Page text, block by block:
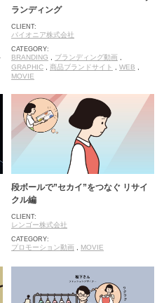
ランディング
CLIENT:
パイオニア株式会社
CATEGORY:
BRANDING ブランディング動画
GRAPHIC
商品ブランドサイト WEB
MOVIE
段ボールで”セカイ”をつなぐ リサイ
クル編
CLIENT:
レンゴー株式会社
CATEGORY:
プロモーション動画 MOVIE